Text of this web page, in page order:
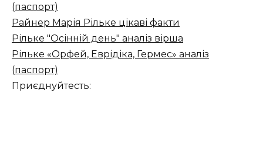
(паспорт)
Райнер Марія Рільке цікаві факти
Рільке "Осінній день" аналіз вірша
Рільке «Орфей, Еврідіка, Гермес» аналіз
(паспорт)
Приєднуйтесть: